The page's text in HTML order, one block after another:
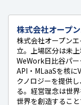
株式会社オープ
株式会社オープン
立。上場区分は未
WeWork日比谷パー
API・MLaaSを核
クノロジーを提供
る。経営理念は世
世界を創造するこ